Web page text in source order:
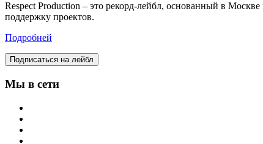
Respect Production – это рекорд-лейбл, основанный в
поддержку проектов.
Подробней
Подписаться на лейбл
Мы в сети